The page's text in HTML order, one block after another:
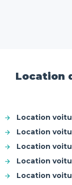
Location
Location
Location
Location
Location
Location